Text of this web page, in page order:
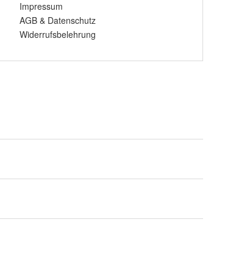
Impressum
AGB & Datenschutz
Widerrufsbelehrung